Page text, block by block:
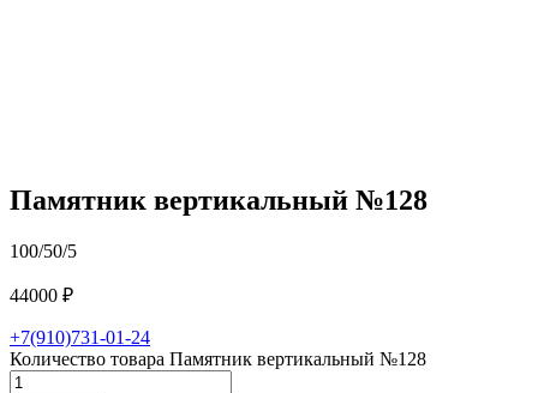
Памятник вертикальный №128
100/50/5
44000 ₽
+7(910)731-01-24
Количество товара Памятник вертикальный №128